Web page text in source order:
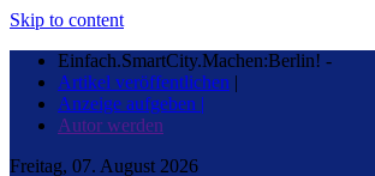
Skip to content
Einfach.SmartCity.Machen:Berlin! -
Artikel veröffentlichen |
Anzeige aufgeben |
Autor werden
Freitag, 07. August 2026